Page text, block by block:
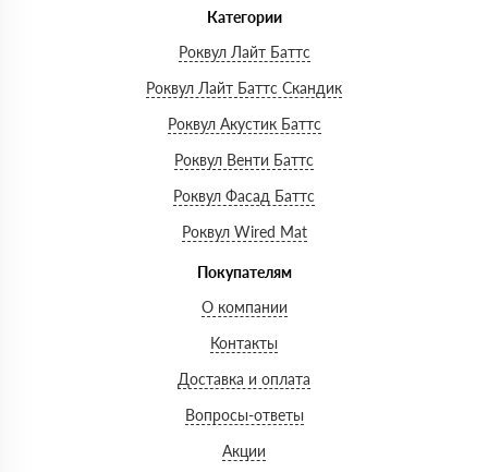
Категории
Роквул Лайт Баттс
Роквул Лайт Баттс Скандик
Роквул Акустик Баттс
Роквул Венти Баттс
Роквул Фасад Баттс
Роквул Wired Mat
Покупателям
О компании
Контакты
Доставка и оплата
Вопросы-ответы
Акции